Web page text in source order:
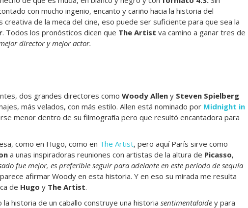
con mucho ingenio, encanto y cariño hacia la historia del
creativa de la meca del cine, eso puede ser suficiente para que sea la
. Todos los pronósticos dicen que The Artist va camino a ganar tres de
director y mejor actor.
dos grandes directores como Woody Allen y Steven Spielberg
más velados, con más estilo. Allen está nominado por Midnight in
menor dentro de su filmografía pero que resultó encantadora para
como en Hugo, como en The Artist, pero aquí París sirve como
a unas inspiradoras reuniones con artistas de la altura de Picasso,
fue mejor, es preferible seguir para adelante en este período de sequía
afirmar Woody en esta historia. Y en eso su mirada me resulta
de Hugo y The Artist.
historia de un caballo construye una historia sentimentaloide y para